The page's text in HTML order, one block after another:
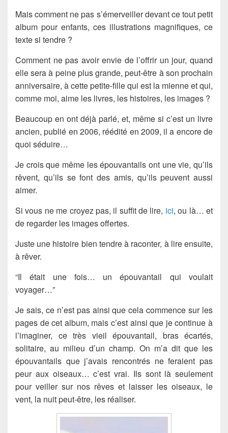
Mais comment ne pas s’émerveiller devant ce tout petit
album pour enfants, ces illustrations magnifiques, ce
texte si tendre ?
Comment ne pas avoir envie de l’offrir un jour, quand
elle sera à peine plus grande, peut-être à son prochain
anniversaire, à cette petite-fille qui est la mienne et qui,
comme moi, aime les livres, les histoires, les images ?
Beaucoup en ont déjà parlé, et, même si c’est un livre
ancien, publié en 2006, réédité en 2009, il a encore de
quoi séduire…
Je crois que même les épouvantails ont une vie, qu’ils
rêvent, qu’ils se font des amis, qu’ils peuvent aussi
aimer.
Si vous ne me croyez pas, il suffit de lire, ici, ou là… et
de regarder les images offertes.
Juste une histoire bien tendre à raconter, à lire ensuite,
à rêver.
“Il était une fois… un épouvantail qui voulait
voyager…”
Je sais, ce n’est pas ainsi que cela commence sur les
pages de cet album, mais c’est ainsi que je continue à
l’imaginer, ce très vieil épouvantail, bras écartés,
solitaire, au milieu d’un champ. On m’a dit que les
épouvantails que j’avais rencontrés ne feraient pas
peur aux oiseaux… c’est vrai. Ils sont là seulement
pour veiller sur nos rêves et laisser les oiseaux, le
vent, la nuit peut-être, les réaliser.